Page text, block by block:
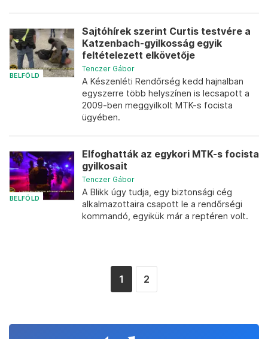
BELFÖLD
Sajtóhírek szerint Curtis testvére a
Katzenbach-gyilkosság egyik
feltételezett elkövetője
Tenczer Gábor
A Készenléti Rendőrség kedd hajnalban
egyszerre több helyszínen is lecsapott a
2009-ben meggyilkolt MTK-s focista
ügyében.
BELFÖLD
Elfoghatták az egykori MTK-s focista
gyilkosait
Tenczer Gábor
A Blikk úgy tudja, egy biztonsági cég
alkalmazottaira csapott le a rendőrségi
kommandó, egyikük már a reptéren volt.
1 2